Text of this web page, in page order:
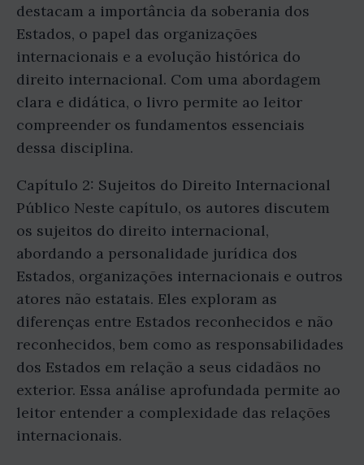
destacam a importância da soberania dos
Estados, o papel das organizações
internacionais e a evolução histórica do
direito internacional. Com uma abordagem
clara e didática, o livro permite ao leitor
compreender os fundamentos essenciais
dessa disciplina.
Capítulo 2: Sujeitos do Direito Internacional
Público Neste capítulo, os autores discutem
os sujeitos do direito internacional,
abordando a personalidade jurídica dos
Estados, organizações internacionais e outros
atores não estatais. Eles exploram as
diferenças entre Estados reconhecidos e não
reconhecidos, bem como as responsabilidades
dos Estados em relação a seus cidadãos no
exterior. Essa análise aprofundada permite ao
leitor entender a complexidade das relações
internacionais.